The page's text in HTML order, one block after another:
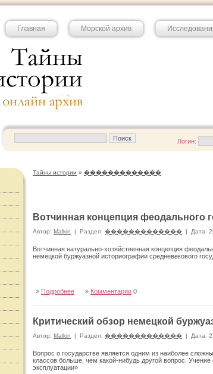
Главная Морской архив
Логин:
Тайны истории » �������������
Вотчинная концепция феодального
Автор: Malkin | Раздел: ������������� | Дата:
Вотчинная натурально-хозяйственная концепция
немецкой буржуазной историографии средневекового
» Подробнее » Комментарии 0
Критический обзор немецкой
Автор: Malkin | Раздел: ������������� | Дата:
Вопрос о государстве является одним из наиболее
классов больше, чем какой-нибудь другой вопрос.
эксплуатации»